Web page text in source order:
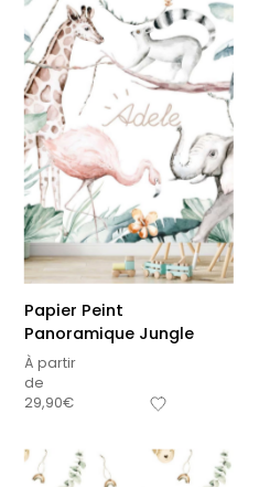
Papier Peint
Panoramique Jungle
À partir
de
29,90€